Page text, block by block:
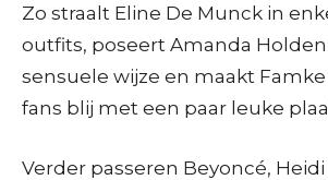
Zo straalt Eline De Munck in
outfits, poseert Amanda
sensuele wijze en maakt
fans blij met een paar leuke
Verder passeren Beyoncé,